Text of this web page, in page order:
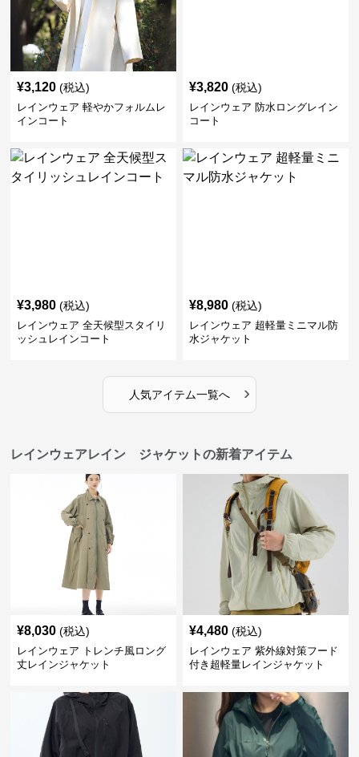
¥3,120 (税込)
レインウェア 軽やかフォルムレ
インコート
¥3,820 (税込)
レインウェア 防水ロングレイン
コート
¥3,980 (税込)
レインウェア 全天候型スタイリ
ッシュレインコート
¥8,980 (税込)
レインウェア 超軽量ミニマル防
水ジャケット
人気アイテム一覧へ ›
レインウェアレイン ジャケットの新着アイテム
¥8,030 (税込)
レインウェア トレンチ風ロング
丈レインジャケット
¥4,480 (税込)
レインウェア 紫外線対策フード
付き超軽量レインジャケット